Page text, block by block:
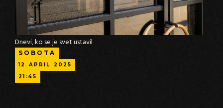
Dnevi, ko se je svet ustavil
SOBOTA
12 APRIL
2025
21:45